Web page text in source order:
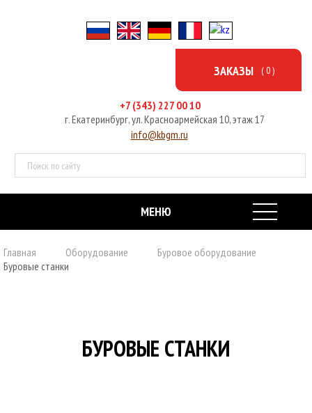
+7 (343) 227 00 10
г. Екатеринбург, ул. Красноармейская 10, этаж 17
info@kbgm.ru
ЗАКАЗЫ ( 0 )
МЕНЮ
НОВОСТИ
Главная Оборудование
Буровое оборудование
Буровые станки
БУРОВЫЕ СТАНКИ